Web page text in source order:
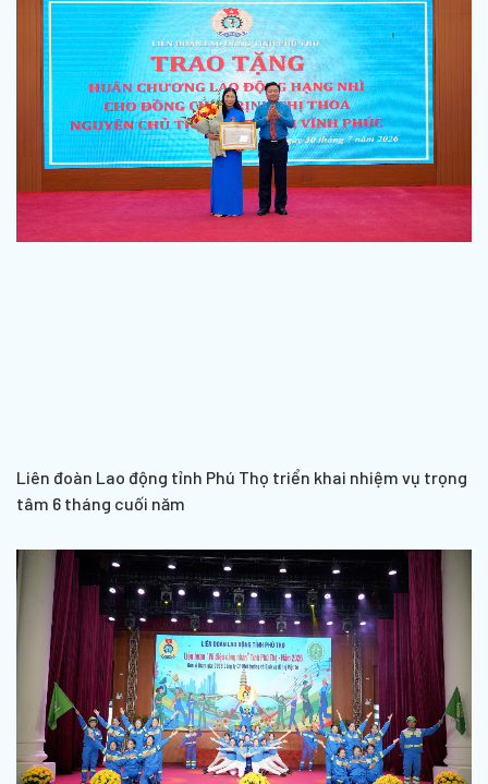
Liên đoàn Lao động tỉnh Phú Thọ triển khai nhiệm vụ trọng
tâm 6 tháng cuối năm